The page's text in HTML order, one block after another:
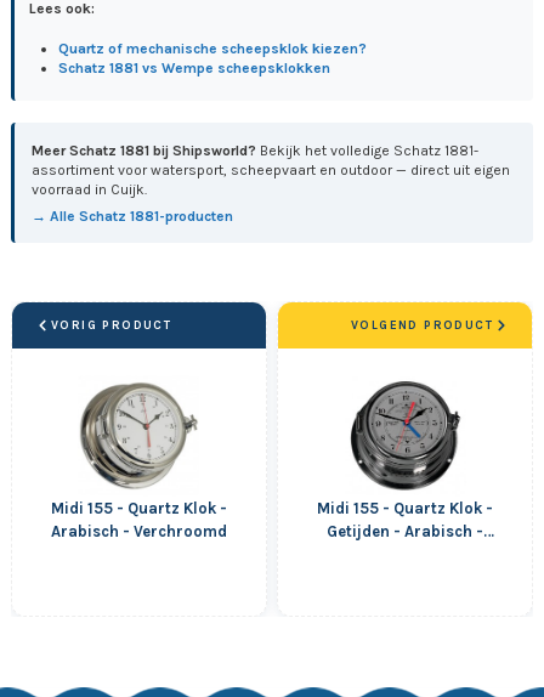
Lees ook:
Quartz of mechanische scheepsklok kiezen?
Schatz 1881 vs Wempe scheepsklokken
Meer Schatz 1881 bij Shipsworld? Bekijk het volledige Schatz 1881-
assortiment voor watersport, scheepvaart en outdoor — direct uit eigen
voorraad in Cuijk.
→ Alle Schatz 1881-producten
VORIG PRODUCT
Midi 155 - Quartz Klok -
Arabisch - Verchroomd
Midi 155 - Quartz Klok -
Getijden - Arabisch -
VOLGEND PRODUCT